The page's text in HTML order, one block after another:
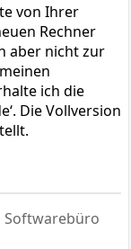
von Ihrer
Rechner
aber nicht zur
ich die
Die Vollversion
Softwarebüro